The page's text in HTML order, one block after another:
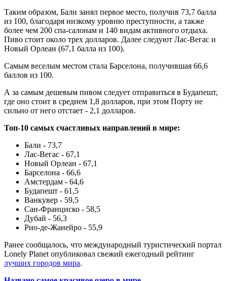
Таким образом, Бали занял первое место, получив 73,7 балла
из 100, благодаря низкому уровню преступности, а также
более чем 200 спа-салонам и 140 видам активного отдыха.
Пиво стоит около трех долларов. Далее следуют Лас-Вегас и
Новый Орлеан (67,1 балла из 100).
Самым веселым местом стала Барселона, получившая 66,6
баллов из 100.
А за самым дешевым пивом следует отправиться в Будапешт,
где оно стоит в среднем 1,8 долларов, при этом Порту не
сильно от него отстает - 2,1 долларов.
Топ-10 самых счастливых направлений в мире:
Бали - 73,7
Лас-Вегас - 67,1
Новый Орлеан - 67,1
Барселона - 66,6
Амстердам - 64,6
Будапешт - 61,5
Ванкувер - 59,5
Сан-Франциско - 58,5
Дубай - 56,3
Рио-де-Жанейро - 55,9
Ранее сообщалось, что международный туристический портал
Lonely Planet опубликовал свежий ежегодный рейтинг
лучших городов мира.